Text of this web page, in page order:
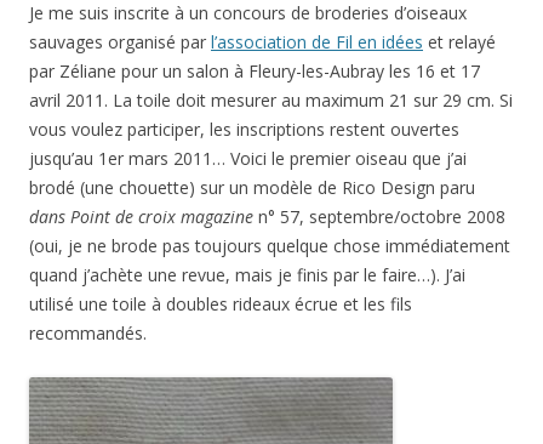
Je me suis inscrite à un concours de broderies d’oiseaux
sauvages organisé par l’association de Fil en idées et relayé
par Zéliane pour un salon à Fleury-les-Aubray les 16 et 17
avril 2011. La toile doit mesurer au maximum 21 sur 29 cm. Si
vous voulez participer, les inscriptions restent ouvertes
jusqu’au 1er mars 2011… Voici le premier oiseau que j’ai
brodé (une chouette) sur un modèle de Rico Design paru
dans Point de croix magazine n° 57, septembre/octobre 2008
(oui, je ne brode pas toujours quelque chose immédiatement
quand j’achète une revue, mais je finis par le faire…). J’ai
utilisé une toile à doubles rideaux écrue et les fils
recommandés.